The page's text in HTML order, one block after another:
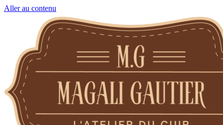
Aller au contenu